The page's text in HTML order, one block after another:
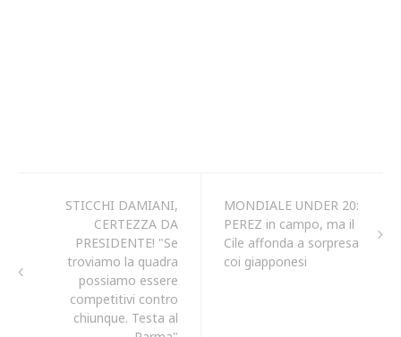
STICCHI DAMIANI,
CERTEZZA DA
PRESIDENTE! "Se
troviamo la quadra
possiamo essere
competitivi contro
chiunque. Testa al
MONDIALE UNDER 20:
PEREZ in campo, ma il
Cile affonda a sorpresa
coi giapponesi